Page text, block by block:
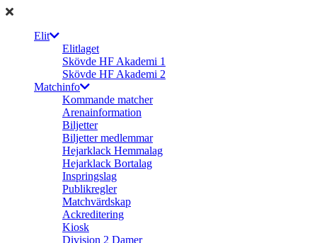
Elit
Elitlaget
Skövde HF Akademi 1
Skövde HF Akademi 2
Matchinfo
Kommande matcher
Arenainformation
Biljetter
Biljetter medlemmar
Hejarklack Hemmalag
Hejarklack Bortalag
Inspringslag
Publikregler
Matchvärdskap
Ackreditering
Kiosk
Division 2 Damer